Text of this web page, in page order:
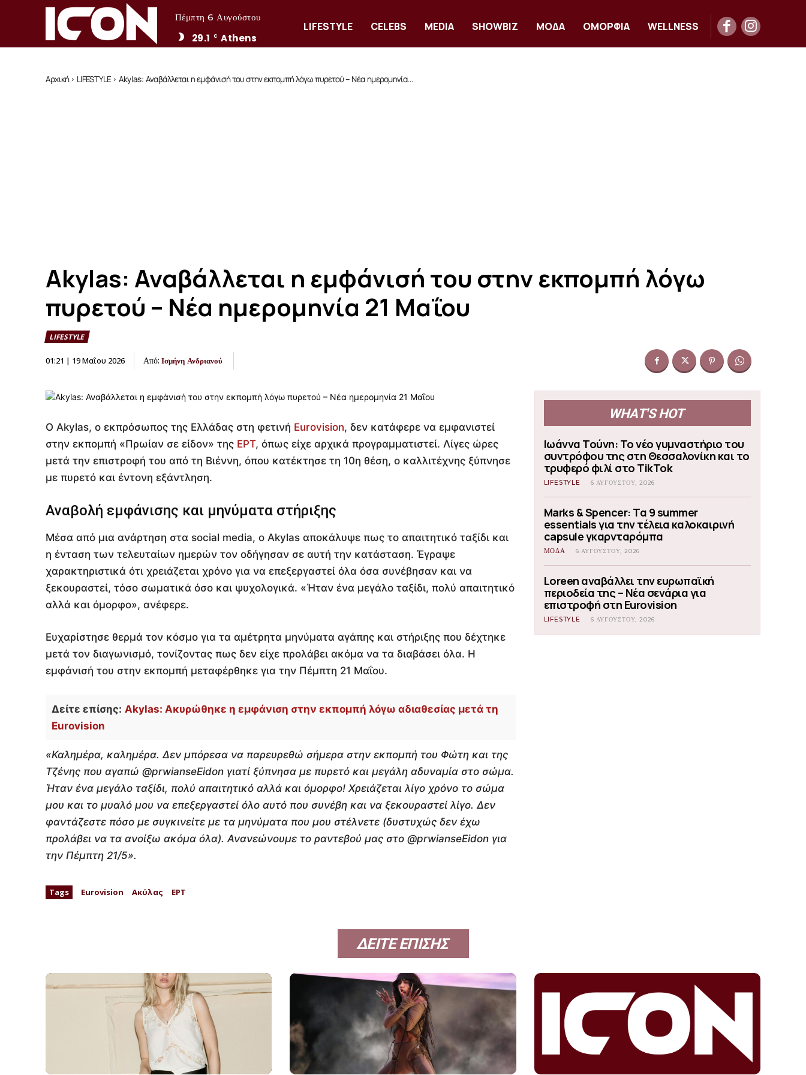
Πέμπτη 6 Αυγούστου
29.1 C Athens
LIFESTYLE CELEBS MEDIA SHOWBIZ ΜΟΔΑ ΟΜΟΡΦΙΑ WELLNESS
Αρχική LIFESTYLE Akylas: Αναβάλλεται η εμφάνισή του στην εκπομπή λόγω πυρετού – Νέα ημερομηνία...
Akylas: Αναβάλλεται η εμφάνισή του στην εκπομπή λόγω
πυρετού – Νέα ημερομηνία 21 Μαΐου
LIFESTYLE
01:21 | 19 Μαΐου 2026 Από: Ισμήνη Ανδριανού
Ο Akylas, ο εκπρόσωπος της Ελλάδας στη φετινή Eurovision, δεν κατάφερε να εμφανιστεί
στην εκπομπή «Πρωίαν σε είδον» της ΕΡΤ, όπως είχε αρχικά προγραμματιστεί. Λίγες ώρες
μετά την επιστροφή του από τη Βιέννη, όπου κατέκτησε τη 10η θέση, ο καλλιτέχνης ξύπνησε
με πυρετό και έντονη εξάντληση.
Αναβολή εμφάνισης και μηνύματα στήριξης
Μέσα από μια ανάρτηση στα social media, ο Akylas αποκάλυψε πως το απαιτητικό ταξίδι και
η ένταση των τελευταίων ημερών τον οδήγησαν σε αυτή την κατάσταση. Έγραψε
χαρακτηριστικά ότι χρειάζεται χρόνο για να επεξεργαστεί όλα όσα συνέβησαν και να
ξεκουραστεί, τόσο σωματικά όσο και ψυχολογικά. «Ήταν ένα μεγάλο ταξίδι, πολύ απαιτητικό
αλλά και όμορφο», ανέφερε.
Ευχαρίστησε θερμά τον κόσμο για τα αμέτρητα μηνύματα αγάπης και στήριξης που δέχτηκε
μετά τον διαγωνισμό, τονίζοντας πως δεν είχε προλάβει ακόμα να τα διαβάσει όλα. Η
εμφάνισή του στην εκπομπή μεταφέρθηκε για την Πέμπτη 21 Μαΐου.
Δείτε επίσης: Akylas: Ακυρώθηκε η εμφάνιση στην εκπομπή λόγω αδιαθεσίας μετά τη
Eurovision
«Καλημέρα, καλημέρα. Δεν μπόρεσα να παρευρεθώ σήμερα στην εκπομπή του Φώτη και της
Τζένης που αγαπώ @prwianseEidon γιατί ξύπνησα με πυρετό και μεγάλη αδυναμία στο σώμα.
Ήταν ένα μεγάλο ταξίδι, πολύ απαιτητικό αλλά και όμορφο! Χρειάζεται λίγο χρόνο το σώμα
μου και το μυαλό μου να επεξεργαστεί όλο αυτό που συνέβη και να ξεκουραστεί λίγο. Δεν
φαντάζεστε πόσο με συγκινείτε με τα μηνύματα που μου στέλνετε (δυστυχώς δεν έχω
προλάβει να τα ανοίξω ακόμα όλα). Ανανεώνουμε το ραντεβού μας στο @prwianseEidon για
την Πέμπτη 21/5».
Tags Eurovision Ακύλας ΕΡΤ
WHAT'S HOT
Ιωάννα Τούνη: Το νέο γυμναστήριο του
συντρόφου της στη Θεσσαλονίκη και το
τρυφερό φιλί στο TikTok
LIFESTYLE 6 ΑΥΓΟΎΣΤΟΥ, 2026
Marks & Spencer: Τα 9 summer
essentials για την τέλεια καλοκαιρινή
capsule γκαρνταρόμπα
ΜΟΔΑ 6 ΑΥΓΟΎΣΤΟΥ, 2026
Loreen αναβάλλει την ευρωπαϊκή
περιοδεία της – Νέα σενάρια για
επιστροφή στη Eurovision
LIFESTYLE 6 ΑΥΓΟΎΣΤΟΥ, 2026
ΔΕΙΤΕ ΕΠΙΣΗΣ